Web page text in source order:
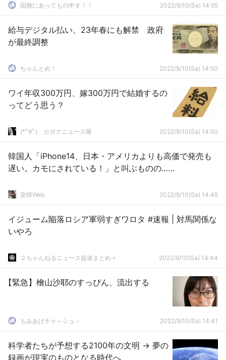
国難にあってもの申す！！ 2022/9/10(Sa) 14:55
給与デジタル払い、23年春にも解禁 政府
が最終調整
ちゃんとめ！ 2022/9/10(Sa) 14:50
ワイ年収300万円、嫁300万円で結婚するの
ってどう思う？
(*ﾟ∀ﾟ)ゞカガクニュース隊 2022/9/10(Sa) 14:50
韓国人「iPhone14、日本・アメリカよりも高価で発売も
遅い。カモにされている！」と叫ぶものの……
楽韓Web 2022/9/10(Sa) 14:45
イジューム陥落ロシア軍弱すぎワロタ #速報 | 対馬関係な
いやろ
２ちゃんねるニュース超速まとめ＋ 2022/9/10(Sa) 14:44
【緊急】檜山沙耶のすっぴん、流出する
もみあげチャ～シュ～ 2022/9/10(Sa) 14:41
科学者たちが予想する2100年の文明 → 夢の
録画が現実のものとなる時代へ